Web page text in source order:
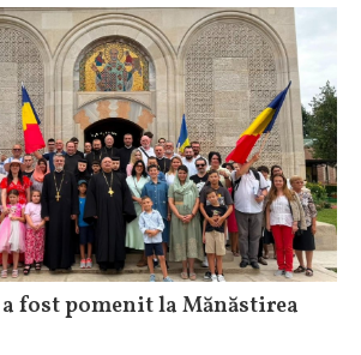
fost pomenit la Mănăstirea